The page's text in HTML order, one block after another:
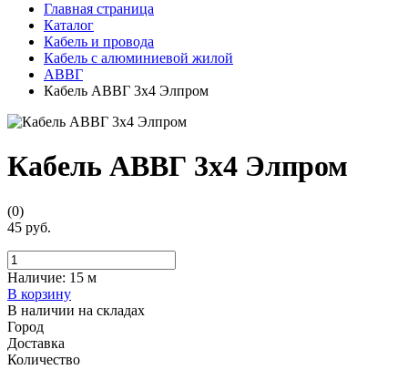
Главная страница
Каталог
Кабель и провода
Кабель с алюминиевой жилой
АВВГ
Кабель АВВГ 3х4 Элпром
Кабель АВВГ 3х4 Элпром
(0)
45 руб.
Наличие: 15 м
В корзину
В наличии на складах
Город
Доставка
Количество